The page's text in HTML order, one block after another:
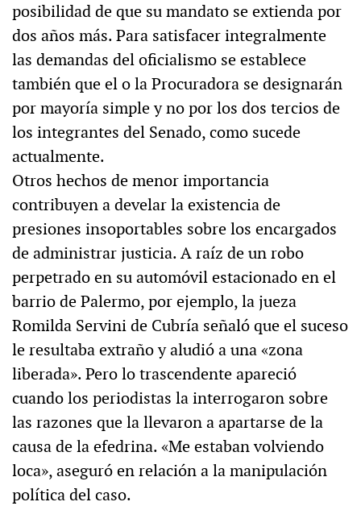
posibilidad de que su mandato se extienda por
dos años más. Para satisfacer integralmente
las demandas del oficialismo se establece
también que el o la Procuradora se designarán
por mayoría simple y no por los dos tercios de
los integrantes del Senado, como sucede
actualmente.
Otros hechos de menor importancia
contribuyen a develar la existencia de
presiones insoportables sobre los encargados
de administrar justicia. A raíz de un robo
perpetrado en su automóvil estacionado en el
barrio de Palermo, por ejemplo, la jueza
Romilda Servini de Cubría señaló que el suceso
le resultaba extraño y aludió a una «zona
liberada». Pero lo trascendente apareció
cuando los periodistas la interrogaron sobre
las razones que la llevaron a apartarse de la
causa de la efedrina. «Me estaban volviendo
loca», aseguró en relación a la manipulación
política del caso.